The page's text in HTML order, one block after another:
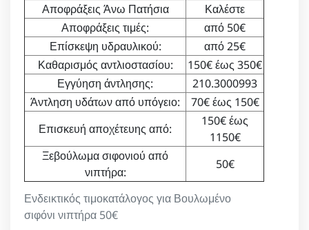
Ενδεικτικός τιμοκατάλογος για Βουλωμένο
σιφόνι νιπτήρα 50€
Αποφράξεις Άνω Πατήσια
Καλέστε
Αποφράξεις τιμές:
από 50€
Επίσκεψη υδραυλικού:
από 25€
Καθαρισμός αντλιοστασίου:
150€ έως 350€
Εγγύηση άντλησης:
210.3000993
Άντληση υδάτων από υπόγειο:
70€ έως 150€
Επισκευή αποχέτευης από:
150€ έως
1150€
Ξεβούλωμα σιφονιού από
νιπτήρα:
50€